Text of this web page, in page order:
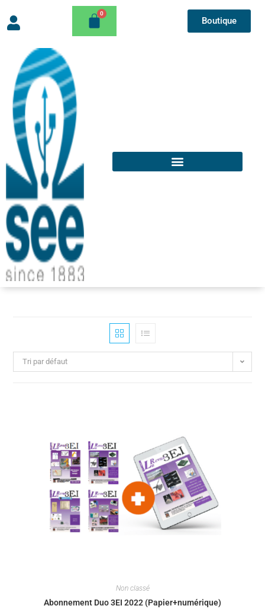
Boutique
Tri par défaut
Non classé
Abonnement Duo 3EI 2022 (Papier+numérique)